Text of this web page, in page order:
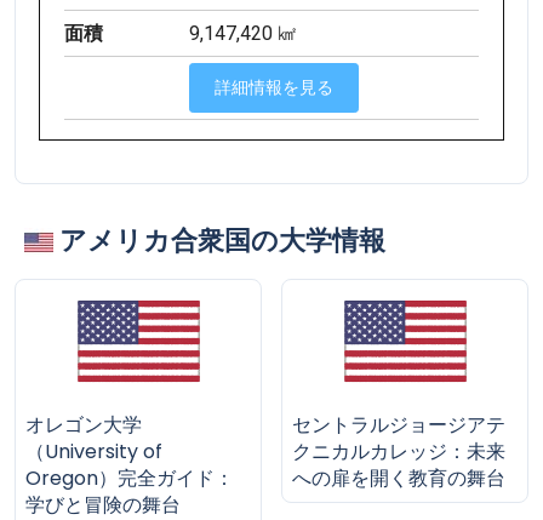
面積
9,147,420 ㎢
詳細情報を見る
アメリカ合衆国の大学情報
オレゴン大学
（University of
Oregon）完全ガイド：
学びと冒険の舞台
セントラルジョージアテ
クニカルカレッジ：未来
への扉を開く教育の舞台